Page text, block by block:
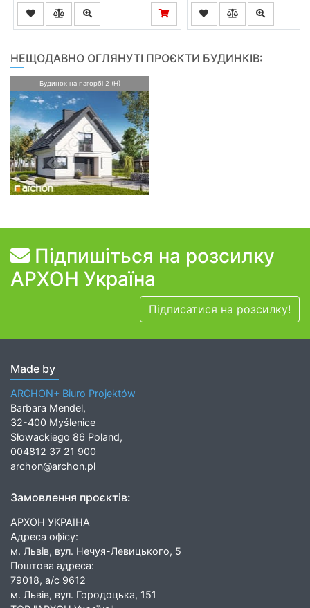
НЕЩОДАВНО ОГЛЯНУТІ ПРОЄКТИ БУДИНКІВ:
Будинок на пагорбі 2 (Н)
Підпишіться на розсилку
АРХОН Україна
Підписатися на розсилку!
Made by
ARCHON+ Biuro Projektów
Barbara Mendel,
32-400 Myślenice
Słowackiego 86 Poland,
004812 37 21 900
archon@archon.pl
Замовлення проєктів:
АРХОН УКРАЇНА
Адреса офісу:
м. Львів, вул. Нечуя-Левицького, 5
Поштова адреса:
79018, а/с 9612
м. Львів, вул. Городоцька, 151